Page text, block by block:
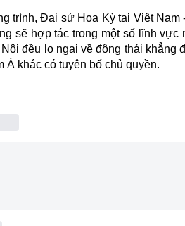
trình, Đại sứ Hoa Kỳ tại Việt Nam
sẽ hợp tác trong một số lĩnh
đều lo ngại về động thái
Á khác có tuyên bố chủ quyền.